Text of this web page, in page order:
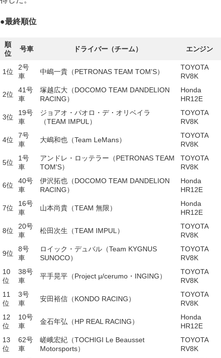
●最終順位
順
位
号車 ドライバー（チーム） エンジン
1位
2号
車
中嶋一貴（PETRONAS TEAM TOM'S）
TOYOTA
RV8K
2位
41号
車
塚越広大（DOCOMO TEAM DANDELION
RACING）
Honda
HR12E
3位
19号
車
ジョアオ・パオロ・デ・オリベイラ
（TEAM IMPUL）
TOYOTA
RV8K
4位
7号
車
大嶋和也（Team LeMans）
TOYOTA
RV8K
5位
1号
車
アンドレ・ロッテラー（PETRONAS TEAM
TOM'S）
TOYOTA
RV8K
6位
40号
車
伊沢拓也（DOCOMO TEAM DANDELION
RACING）
Honda
HR12E
7位
16号
車
山本尚貴（TEAM 無限）
Honda
HR12E
8位
20号
車
松田次生（TEAM IMPUL）
TOYOTA
RV8K
9位
8号
車
ロイック・デュバル（Team KYGNUS
SUNOCO）
TOYOTA
RV8K
10
位
38号
車
平手晃平（Project μ/cerumo・INGING）
TOYOTA
RV8K
11
位
3号
車
安田裕信（KONDO RACING）
TOYOTA
RV8K
12
位
10号
車
金石年弘（HP REAL RACING）
Honda
HR12E
13
位
62号
車
嵯峨宏紀（TOCHIGI Le Beausset
Motorsports）
TOYOTA
RV8K